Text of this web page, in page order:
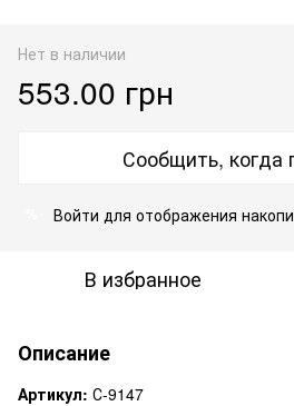
Нет в наличии
553.00 грн
Сообщить, когда
Войти для отображения
В избранное
Описание
Артикул: С-9147